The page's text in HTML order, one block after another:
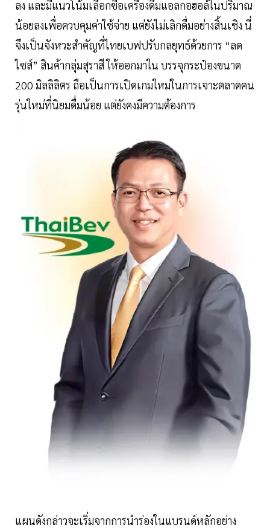
ลง และมีแนวโน้มเลือกซื้อเครื่องดื่มแอลกอฮอล์ในปริมาณ
น้อยลงเพื่อควบคุมค่าใช้จ่าย แต่ยังไม่เลิกดื่มอย่างสิ้นเชิง นี่
จึงเป็นจังหวะสำคัญที่ไทยเบฟปรับกลยุทธ์ด้วยการ “ลด
ไซส์” สินค้ากลุ่มสุราสี ให้ออกมาใน บรรจุกระป๋องขนาด
200 มิลลิลิตร ถือเป็นการเปิดเกมใหม่ในการเจาะตลาดคน
รุ่นใหม่ที่นิยมดื่มน้อย แต่ยังคงมีความต้องการ
แผนดังกล่าวจะเริ่มจากการนำร่องในแบรนด์หลักอย่าง